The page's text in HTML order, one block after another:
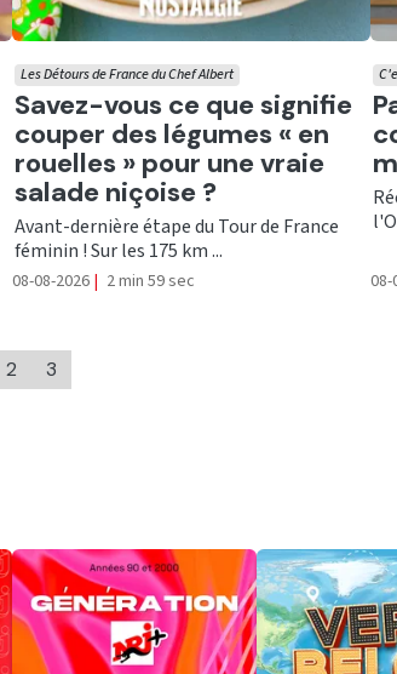
Ecouter
Savez-vous ce que signifie
couper des légumes « en
rouelles » pour une vraie
salade niçoise ?
Les Détours de France du Chef Albert
Avant-dernière étape du Tour de France
féminin ! Sur les 175 km ...
08-08-2026 | 2 min 59 sec 08-
2 3